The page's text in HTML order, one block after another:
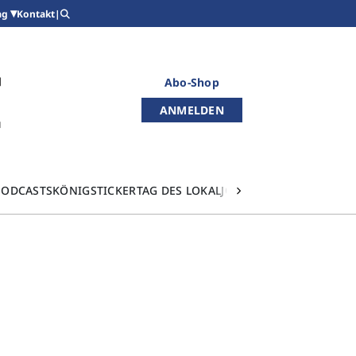
Kontakt|
Abo-Shop
ANMELDEN
KÖNIGSTICKERTAG DES LOKALJOURNALISMUS